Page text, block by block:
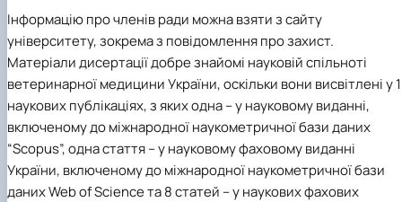
Інформацію про членів ради можна взяти з сайту
університету, зокрема з повідомлення про захист.
Матеріали дисертації добре знайомі науковій спільноті
ветеринарної медицини України, оскільки вони висвітлені у
наукових публікаціях, з яких одна – у науковому виданні,
включеному до міжнародної наукометричної бази даних
“Scopus”, одна стаття – у науковому фаховому виданні
України, включеному до міжнародної наукометричної бази
даних Web of Science та 8 статей – у наукових фахових